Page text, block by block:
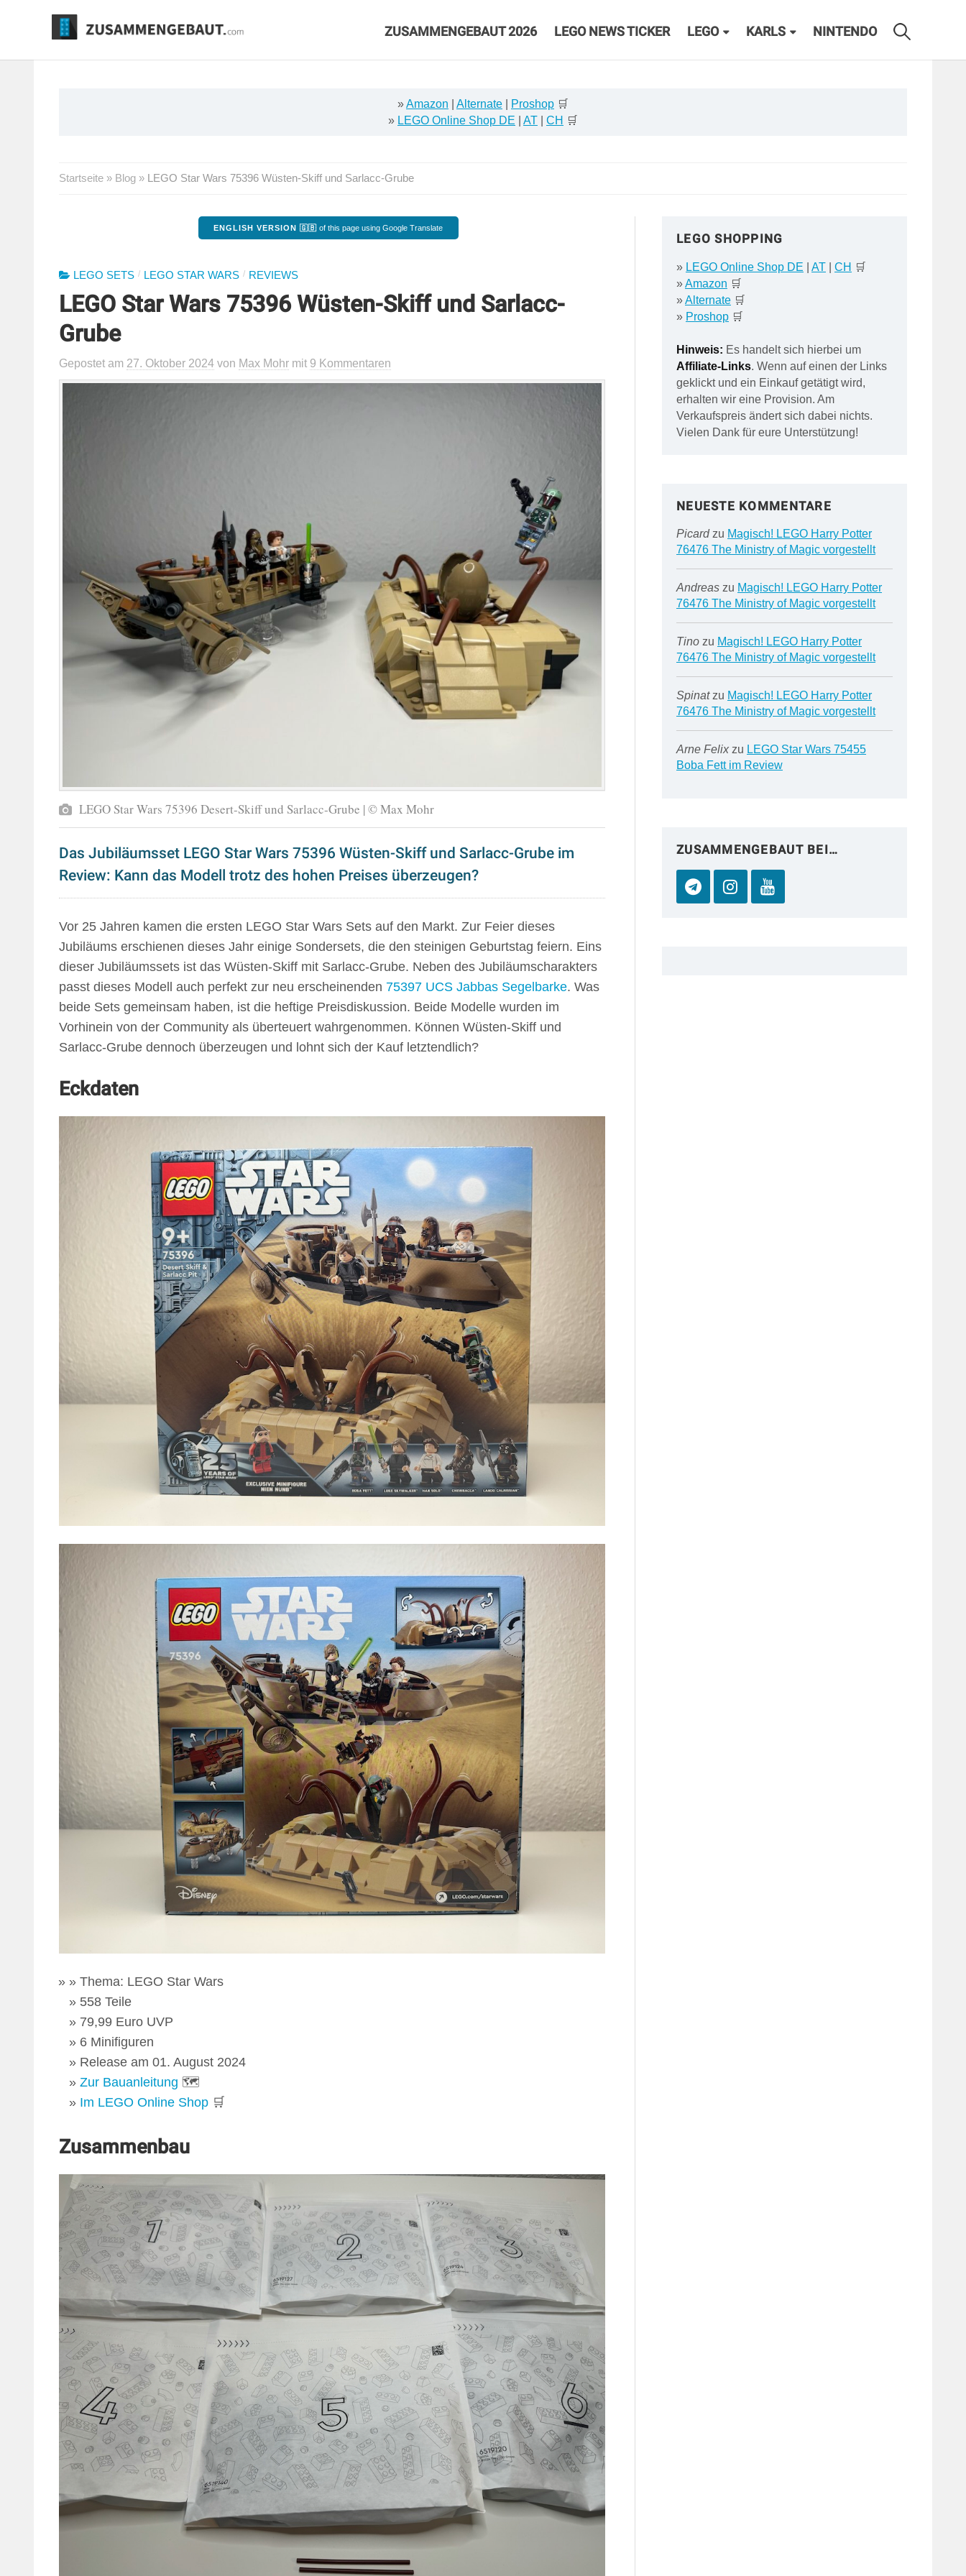
ZUSAMMENGEBAUT 2026 LEGO NEWS TICKER LEGO KARLS NINTENDO
»Amazon Alternate Proshop 🛒
» LEGO Online Shop DE AT CH 🛒
Startseite » Blog » LEGO Star Wars 75396 Wüsten-Skiff und Sarlacc-Grube
ENGLISH VERSION 🇬🇧 of this page using Google Translate
LEGO SETS / LEGO STAR WARS / REVIEWS
LEGO Star Wars 75396 Wüsten-Skiff und Sarlacc-
Grube
Gepostet am 27. Oktober 2024 von Max Mohr mit 9 Kommentaren
LEGO Star Wars 75396 Desert-Skiff und Sarlacc-Grube | © Max Mohr
Das Jubiläumsset LEGO Star Wars 75396 Wüsten-Skiff und Sarlacc-Grube im
Review: Kann das Modell trotz des hohen Preises überzeugen?
Vor 25 Jahren kamen die ersten LEGO Star Wars Sets auf den Markt. Zur Feier dieses
Jubiläums erschienen dieses Jahr einige Sondersets, die den steinigen Geburtstag feiern. Eins
dieser Jubiläumssets ist das Wüsten-Skiff mit Sarlacc-Grube. Neben des Jubiläumscharakters
passt dieses Modell auch perfekt zur neu erscheinenden 75397 UCS Jabbas Segelbarke. Was
beide Sets gemeinsam haben, ist die heftige Preisdiskussion. Beide Modelle wurden im
Vorhinein von der Community als überteuert wahrgenommen. Können Wüsten-Skiff und
Sarlacc-Grube dennoch überzeugen und lohnt sich der Kauf letztendlich?
Eckdaten
Thema: LEGO Star Wars
558 Teile
79,99 Euro UVP
6 Minifiguren
Release am 01. August 2024
Zur Bauanleitung 🗺
Im LEGO Online Shop🛒
Zusammenbau
LEGO SHOPPING
» LEGO Online Shop DE AT| CH 🛒
»Amazon 🛒
»Alternate🛒
» Proshop🛒
Hinweis: Es handelt sich hierbei um
Affiliate-Links. Wenn auf einen der Links
geklickt und ein Einkauf getätigt wird,
erhalten wir eine Provision. Am
Verkaufspreis ändert sich dabei nichts.
Vielen Dank für eure Unterstützung!
NEUESTE KOMMENTARE
Picardzu Magisch! LEGO Harry Potter
76476 The Ministry of Magic vorgestellt
Andreaszu Magisch! LEGO Harry Potter
76476 The Ministry of Magic vorgestellt
Tinozu Magisch! LEGO Harry Potter
76476 The Ministry of Magic vorgestellt
Spinatzu Magisch! LEGO Harry Potter
76476 The Ministry of Magic vorgestellt
Arne Felixzu LEGO Star Wars 75455
Boba Fett im Review
ZUSAMMENGEBAUT BEI…